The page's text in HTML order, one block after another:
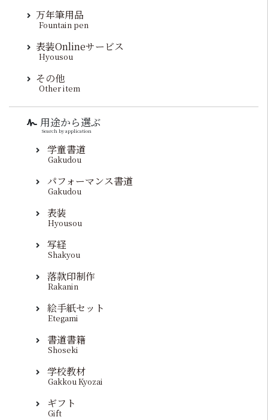
万年筆用品
Fountain pen
表装Onlineサービス
Hyousou
その他
Other item
用途から選ぶ
Search by application
学童書道
Gakudou
パフォーマンス書道
Gakudou
表装
Hyousou
写経
Shakyou
落款印制作
Rakanin
絵手紙セット
Etegami
書道書籍
Shoseki
学校教材
Gakkou Kyozai
ギフト
Gift